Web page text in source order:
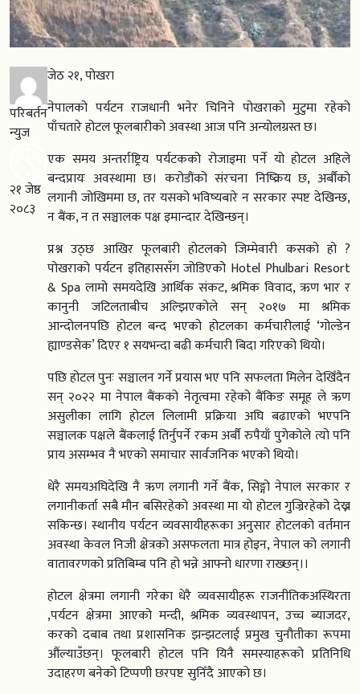
परिबर्तन
न्युज
२१ जेष्ठ
२०८३
जेठ २१, पोखरा
नेपालको पर्यटन राजधानी भनेर चिनिने पोखराको मुटुमा रहेको
पाँचतारे होटल फूलबारीको अवस्था आज पनि अन्योलग्रस्त छ।
एक समय अन्तर्राष्ट्रिय पर्यटकको रोजाइमा पर्ने यो होटल अहिले
बन्दप्रायः अवस्थामा छ। करोडौंको संरचना निष्क्रिय छ, अर्बौंको
लगानी जोखिममा छ, तर यसको भविष्यबारे न सरकार स्पष्ट देखिन्छ,
न बैंक, न त सञ्चालक पक्ष इमान्दार देखिन्छन्।
प्रश्न उठ्छ आखिर फूलबारी होटलको जिम्मेवारी कसको हो ?
पोखराको पर्यटन इतिहाससँग जोडिएको Hotel Phulbari Resort
& Spa लामो समयदेखि आर्थिक संकट, श्रमिक विवाद, ऋण भार र
कानुनी जटिलताबीच अल्झिएकोले सन् २०१७ मा श्रमिक
आन्दोलनपछि होटल बन्द भएको होटलका कर्मचारीलाई ‘गोल्डेन
ह्याण्डसेक’ दिएर १ सयभन्दा बढी कर्मचारी बिदा गरिएको थियो।
पछि होटल पुनः सञ्चालन गर्ने प्रयास भए पनि सफलता मिलेन देखिँदैन
सन् २०२२ मा नेपाल बैंकको नेतृत्वमा रहेको बैंकिङ समूह ले ऋण
असुलीका लागि होटल लिलामी प्रक्रिया अघि बढाएको भएपनि
सञ्चालक पक्षले बैंकलाई तिर्नुपर्ने रकम अर्बौं रुपैयाँ पुगेकोले त्यो पनि
प्राय असम्भव नै भएको समाचार सार्वजनिक भएको थियो।
धेरै समयअघिदेखि नै ऋण लगानी गर्ने बैंक, सिङ्गो नेपाल सरकार र
लगानीकर्ता सबै मौन बसिरहेको अवस्था मा यो होटल गुज्रिरहेको देख्न
सकिन्छ। स्थानीय पर्यटन व्यवसायीहरूका अनुसार होटलको वर्तमान
अवस्था केवल निजी क्षेत्रको असफलता मात्र होइन, नेपाल को लगानी
वातावरणको प्रतिबिम्ब पनि हो भन्ने आफ्नो धारणा राख्छन्।।
होटल क्षेत्रमा लगानी गरेका धेरै व्यवसायीहरू राजनीतिकअस्थिरता
,पर्यटन क्षेत्रमा आएको मन्दी, श्रमिक व्यवस्थापन, उच्च ब्याजदर,
करको दबाब तथा प्रशासनिक झन्झटलाई प्रमुख चुनौतीका रूपमा
औंल्याउँछन्। फूलबारी होटल पनि यिनै समस्याहरूको प्रतिनिधि
उदाहरण बनेको टिप्पणी छरपष्ट सुनिँदै आएको छ।